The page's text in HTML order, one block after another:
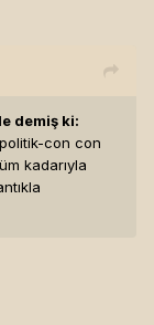
demiş ki:
con con
kadarıyla